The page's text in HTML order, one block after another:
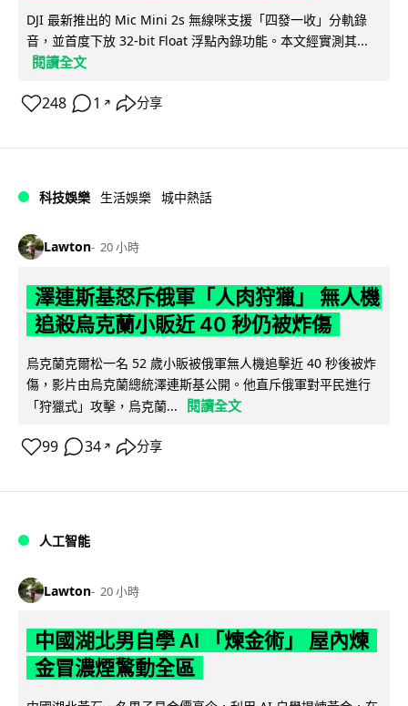
DJI 最新推出的 Mic Mini 2s 無線咪支援「四發一收」分軌錄
音，並首度下放 32-bit Float 浮點內錄功能。本文經實測其...
閱讀全文
248 1 ↗ 分享
科技娛樂 生活娛樂 城中熱話
Lawton 20 小時
澤連斯基怒斥俄軍「人肉狩獵」 無人機
追殺烏克蘭小販近 40 秒仍被炸傷
烏克蘭克爾松一名 52 歲小販被俄軍無人機追擊近 40 秒後被炸
傷，影片由烏克蘭總統澤連斯基公開。他直斥俄軍對平民進行
「狩獵式」攻擊，烏克蘭...
閱讀全文
99 34 ↗ 分享
人工智能
Lawton 20 小時
中國湖北男自學 AI 「煉金術」 屋內煉
金冒濃煙驚動全區